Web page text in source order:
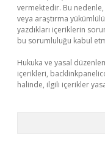
vermektedir. Bu
veya araştırma
yazdıkları içeriklerin
bu sorumluluğu kabul
Hukuka ve yasal
içerikleri,
halinde, ilgili içerikler